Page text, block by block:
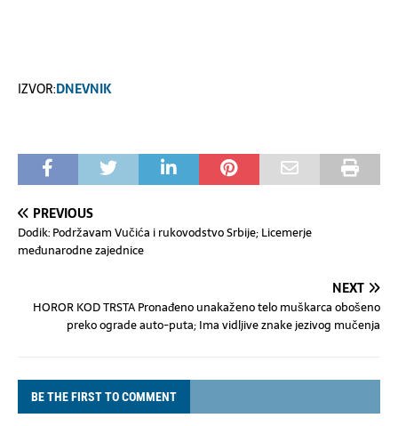
IZVOR:DNEVNIK
PREVIOUS
Dodik: Podržavam Vučića i rukovodstvo Srbije; Licemerje
međunarodne zajednice
NEXT
HOROR KOD TRSTA Pronađeno unakaženo telo muškarca obošeno
preko ograde auto-puta; Ima vidljive znake jezivog mučenja
BE THE FIRST TO COMMENT